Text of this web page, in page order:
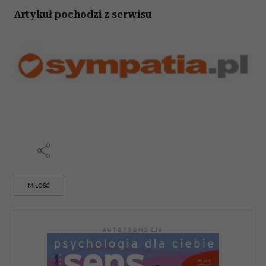
Artykuł pochodzi z serwisu
MIŁOŚĆ
AUTOPROMOCJA